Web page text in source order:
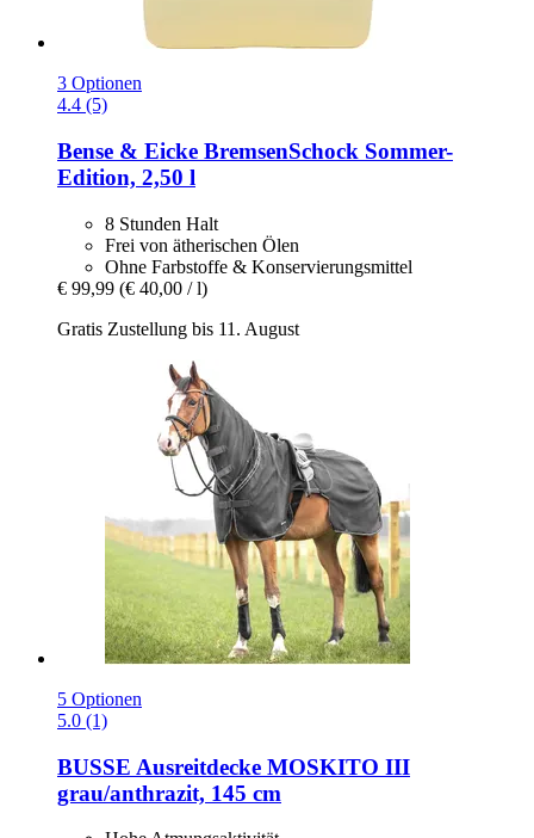
3 Optionen
4.4 (5)
Bense & Eicke BremsenSchock Sommer-​
Edition, 2,50 l
8 Stunden Halt
Frei von ätherischen Ölen
Ohne Farbstoffe & Konservierungsmittel
€ 99,99 (€ 40,00 / l)
Gratis Zustellung bis 11. August
5 Optionen
5.0 (1)
BUSSE Ausreitdecke MOSKITO III
grau/anthrazit, 145 cm